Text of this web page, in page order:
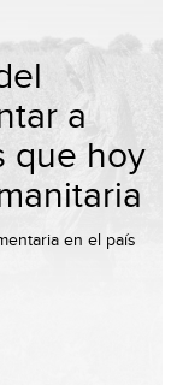
a
que hoy
en el país